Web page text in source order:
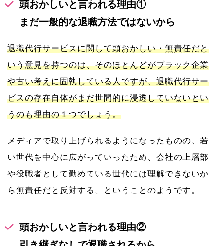
頭おかしいと言われる理由①
まだ一般的な退職方法ではないから
退職代行サービスに関して頭おかしい・無責任だと
いう意見を持つのは、そのほとんどがブラック企業
や古い考えに固執している人ですが、退職代行サー
ビスの存在自体がまだ世間的に浸透していないとい
うのも理由の１つでしょう。
メディアで取り上げられるようになったものの、若
い世代を中心に広がっていったため、会社の上層部
や役職者として勤めている世代には理解できないか
ら無責任だと反対する、ということのようです。
頭おかしいと言われる理由②